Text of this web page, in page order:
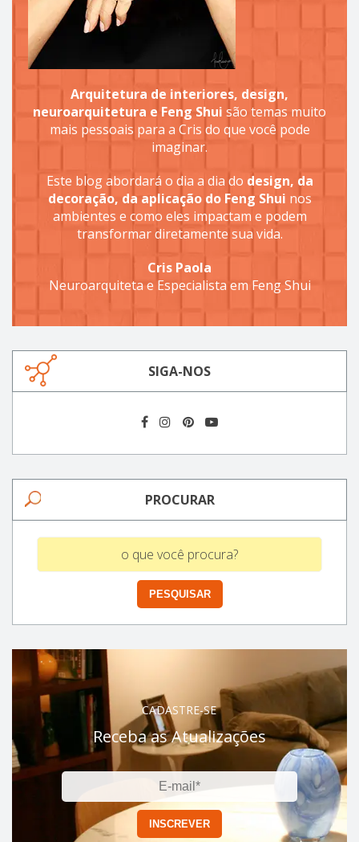
Arquitetura de interiores, design,
neuroarquitetura e Feng Shui são temas muito
mais pessoais para a Cris do que você pode
imaginar.
Este blog abordará o dia a dia do design, da
decoração, da aplicação do Feng Shui nos
ambientes e como eles impactam e podem
transformar diretamente sua vida.
Cris Paola
Neuroarquiteta e Especialista em Feng Shui
SIGA-NOS
PROCURAR
CADASTRE-SE
Receba as Atualizações